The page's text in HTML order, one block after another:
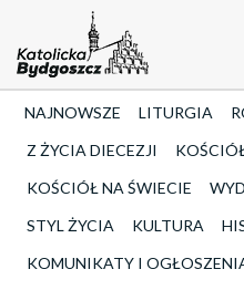
NAJNOWSZE LITURGIA
Z ŻYCIA DIECEZJI
KOŚCIÓŁ NA ŚWIECIE
STYL ŻYCIA
KULTURA
KOMUNIKATY I